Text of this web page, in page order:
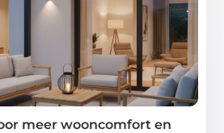
meer wooncomfort en